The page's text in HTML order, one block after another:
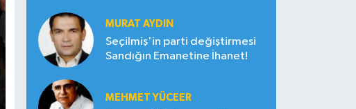
MURAT AYDIN
Seçilmiş'in parti değiştirmesi
Sandığın Emanetine İhanet!
MEHMET YÜCEER